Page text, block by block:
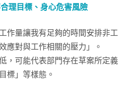
理目標、身心危害風險
工作量讓我有足夠的時間安排非工
應對與工作相關的壓力」。
，可能代表部門存在草案所定義
標」等樣態。